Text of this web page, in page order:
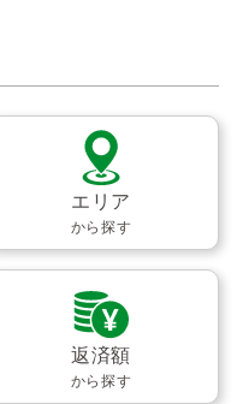
エリア
から探す
返済額
から探す